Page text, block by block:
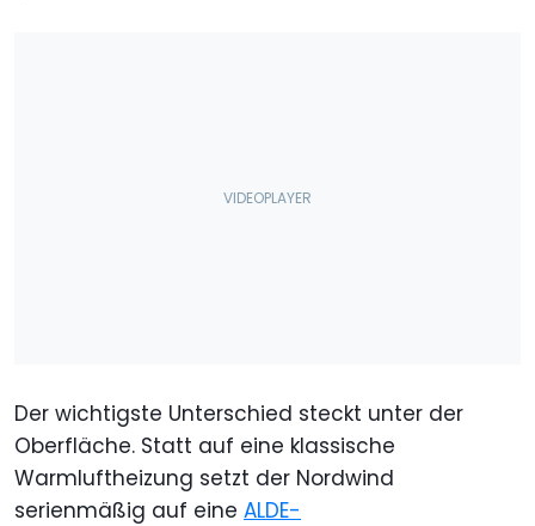
Der wichtigste Unterschied steckt unter der
Oberfläche. Statt auf eine klassische
Warmluftheizung setzt der Nordwind
serienmäßig auf eine ALDE-